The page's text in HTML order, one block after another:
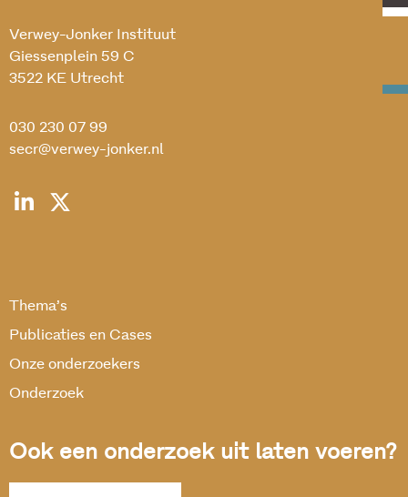
Verwey-Jonker Instituut
Giessenplein 59 C
3522 KE Utrecht
030 230 07 99
secr@verwey-jonker.nl
Thema’s
Publicaties en Cases
Onze onderzoekers
Onderzoek
Ook een onderzoek uit laten voeren?